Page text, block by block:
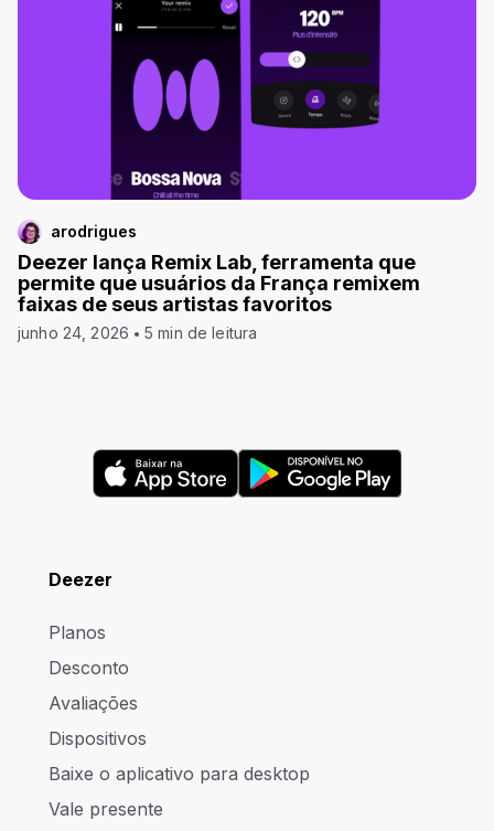
arodrigues
Deezer lança Remix Lab, ferramenta que
permite que usuários da França remixem
faixas de seus artistas favoritos
junho 24, 2026 5 min de leitura
Deezer
Planos
Desconto
Avaliações
Dispositivos
Baixe o aplicativo para desktop
Vale presente